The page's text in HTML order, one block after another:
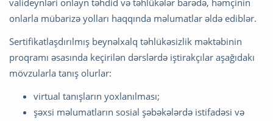
valideynləri onlayn təhdid və təhlükələr barədə, həmçinin
onlarla mübarizə yolları haqqında məlumatlar əldə ediblər.
Sertifikatlaşdırılmış beynəlxalq təhlükəsizlik məktəbinin
proqramı əsasında keçirilən dərslərdə iştirakçılar aşağıdakı
mövzularla tanış olurlar:
virtual tanışların yoxlanılması;
şəxsi məlumatların sosial şəbəkələrdə istifadəsi və